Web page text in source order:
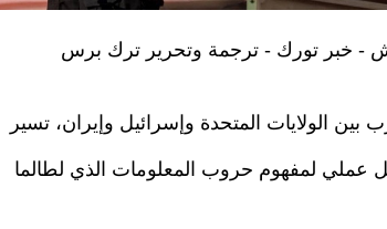
- خبر تورك - ترجمة وتحرير ترك برس
بين الولايات المتحدة وإسرائيل وإيران، تسير
عملي لمفهوم حروب المعلومات الذي لطالما